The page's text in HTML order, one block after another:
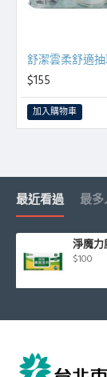
$155
加入購物車
最近看過 最
$100